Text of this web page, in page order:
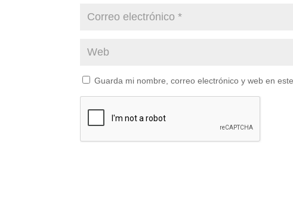
Guarda mi nombre, correo electrónico y web en